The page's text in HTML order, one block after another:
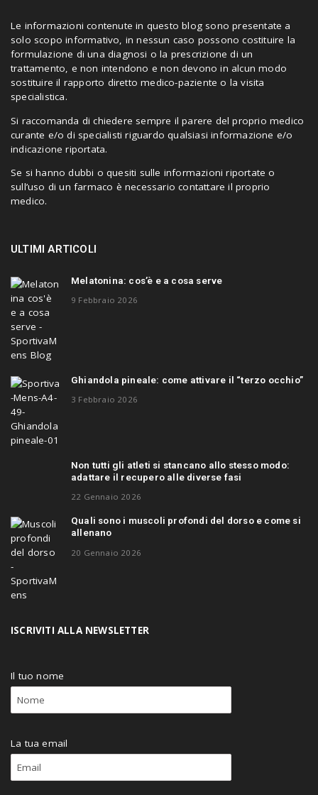
Le informazioni contenute in questo blog sono presentate a
solo scopo informativo, in nessun caso possono costituire la
formulazione di una diagnosi o la prescrizione di un
trattamento, e non intendono e non devono in alcun modo
sostituire il rapporto diretto medico-paziente o la visita
specialistica.
Si raccomanda di chiedere sempre il parere del proprio medico
curante e/o di specialisti riguardo qualsiasi informazione e/o
indicazione riportata.
Se si hanno dubbi o quesiti sulle informazioni riportate o
sull’uso di un farmaco è necessario contattare il proprio
medico.
ULTIMI ARTICOLI
Melatonina: cos’è e a cosa serve
9 Febbraio 2026
Ghiandola pineale: come attivare il “terzo occhio”
3 Febbraio 2026
Non tutti gli atleti si stancano allo stesso modo:
adattare il recupero alle diverse fasi
22 Gennaio 2026
Quali sono i muscoli profondi del dorso e come si
allenano
20 Gennaio 2026
ISCRIVITI ALLA NEWSLETTER
Il tuo nome
La tua email